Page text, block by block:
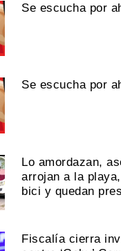
Se escucha por
Se escucha por
Lo amordazan,
arrojan a la
bici y quedan
Fiscalía cierra